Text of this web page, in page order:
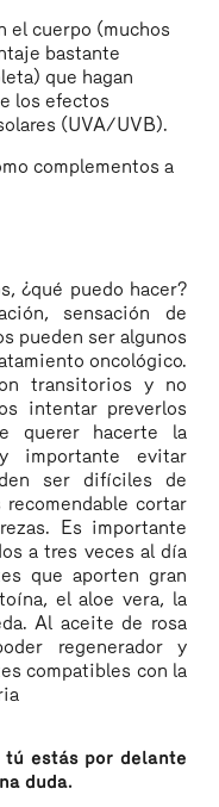
el cuerpo (muchos
bastante
que hagan
los efectos
(UVA/UVB).
complementos a
¿qué puedo hacer?
sensación de
pueden ser algunos
oncológico.
transitorios y no
intentar preverlos
querer hacerte la
importante evitar
ser difíciles de
cortar
Es importante
a tres veces al día
que aporten gran
el aloe vera, la
Al aceite de rosa
regenerador y
compatibles con la
estás por delante
duda.